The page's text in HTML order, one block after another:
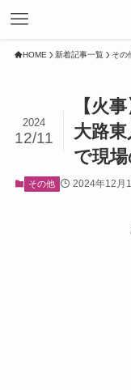
HOME 新着記事一覧 その
【火
大路
で現
2024
12/11
その他 2024年12月